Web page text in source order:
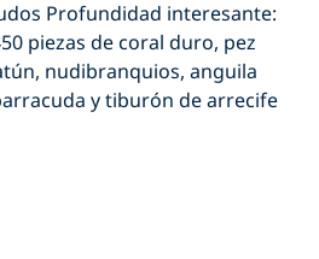
Profundidad interesante:
piezas de coral duro, pez
nudibranquios, anguila
y tiburón de arrecife